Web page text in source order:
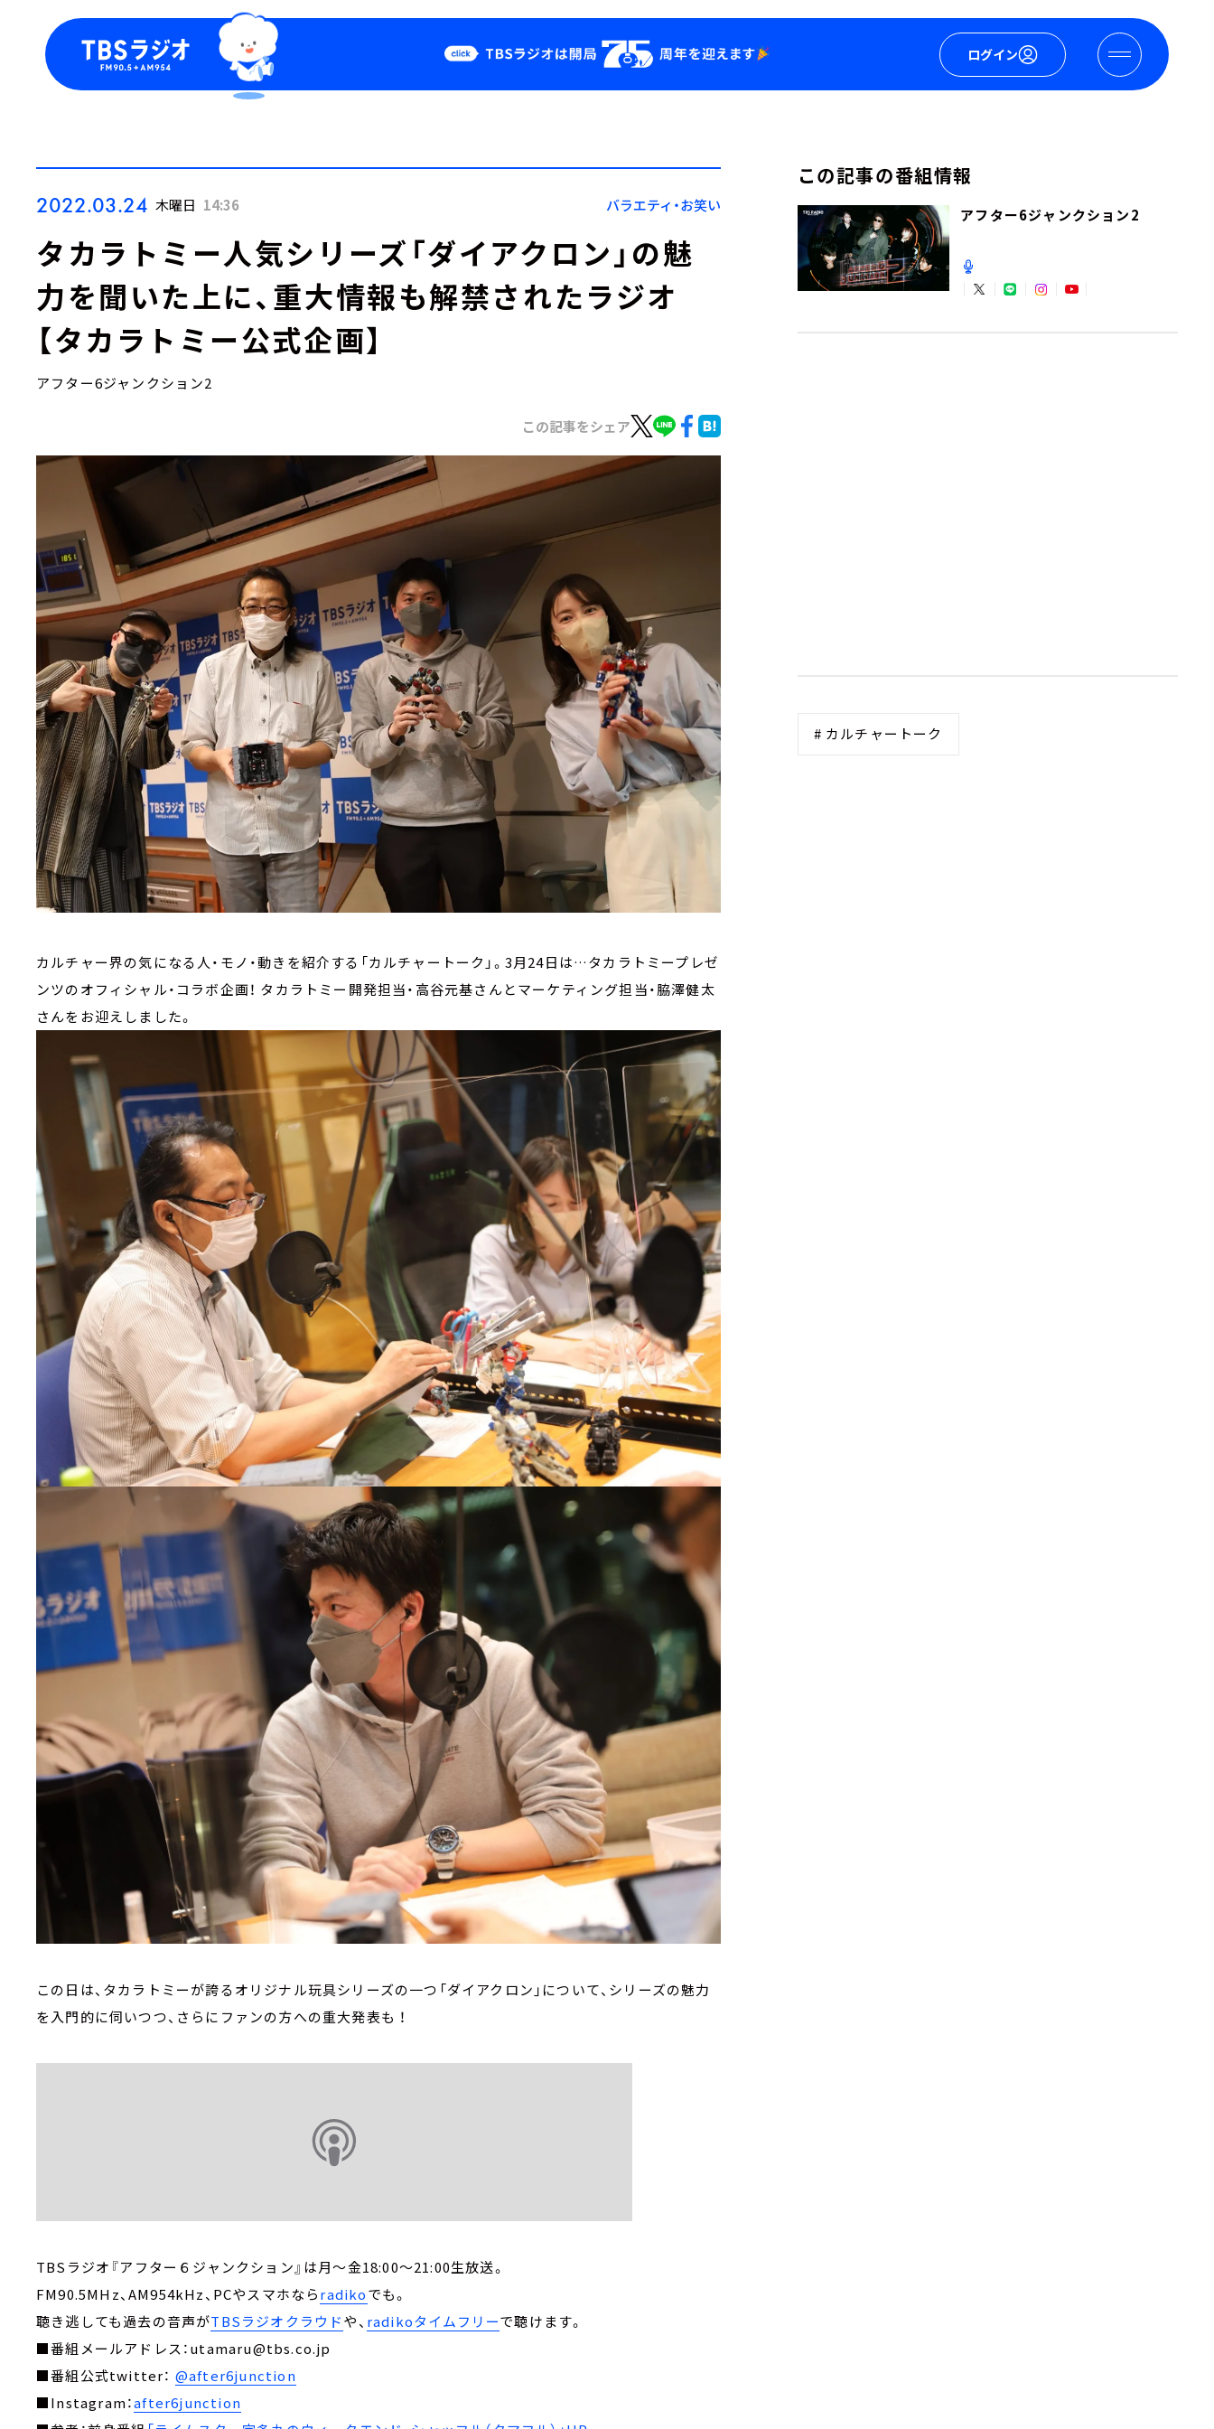
ログイン
Podcast
YouTube
会社情報
2022.03.24 木曜日 14:36 バラエティ・お笑い
タカラトミー人気シリーズ「ダイアクロン」の魅
力を聞いた上に、重大情報も解禁されたラジオ
【タカラトミー公式企画】
アフター6ジャンクション2
この記事をシェア
カルチャー界の気になる人・モノ・動きを紹介する「カルチャートーク」。3月24日は…タカラトミープレゼ
ンツのオフィシャル・コラボ企画！ タカラトミー開発担当・高谷元基さんとマーケティング担当・脇澤健太
さんをお迎えしました。
この日は、タカラトミーが誇るオリジナル玩具シリーズの一つ「ダイアクロン」について、シリーズの魅力
を入門的に伺いつつ、さらにファンの方への重大発表も ！
TBSラジオ『アフター６ジャンクション』は月～金18:00～21:00生放送。
FM90.5MHz、AM954kHz、PCやスマホならradikoでも。
聴き逃しても過去の音声がTBSラジオクラウドや、 radikoタイムフリーで聴けます。
■番組メールアドレス：utamaru@tbs.co.jp
■番組公式twitter： @after6junction
■Instagram：after6junction
この記事の番組情報
アフター6ジャンクション2
# カルチャートーク